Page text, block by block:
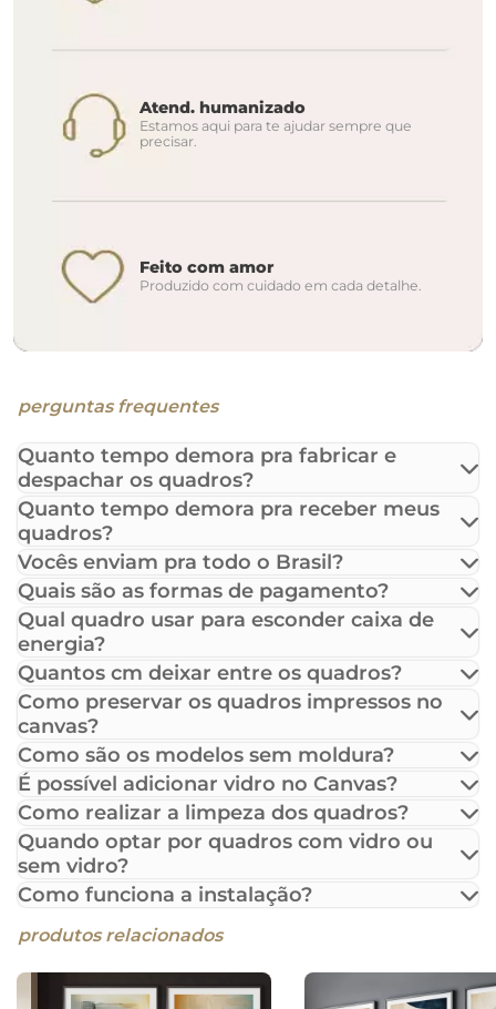
Atend. humanizado
Estamos aqui para te ajudar sempre que
precisar.
Feito com amor
Produzido com cuidado em cada detalhe.
perguntas frequentes
Quanto tempo demora pra fabricar e
despachar os quadros?
Quanto tempo demora pra receber meus
quadros?
Vocês enviam pra todo o Brasil?
Quais são as formas de pagamento?
Qual quadro usar para esconder caixa de
energia?
Quantos cm deixar entre os quadros?
Como preservar os quadros impressos no
canvas?
Como são os modelos sem moldura?
É possível adicionar vidro no Canvas?
Como realizar a limpeza dos quadros?
Quando optar por quadros com vidro ou
sem vidro?
Como funciona a instalação?
produtos relacionados